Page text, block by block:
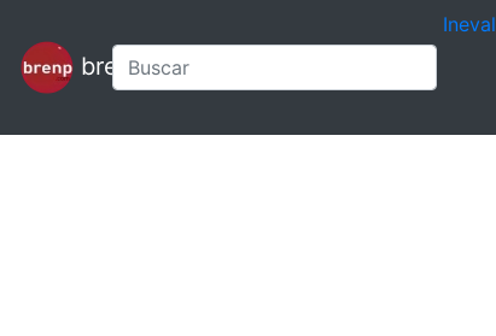
brenp
Ineval